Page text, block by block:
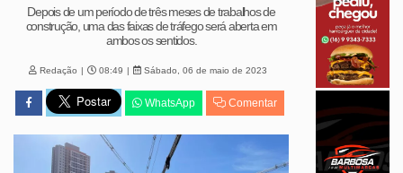
Depois de um período de três meses de trabalhos de
construção, uma das faixas de tráfego será aberta em
ambos os sentidos.
Redação 08:49 Sábado, 06 de maio de 2023
WhatsApp Comentar